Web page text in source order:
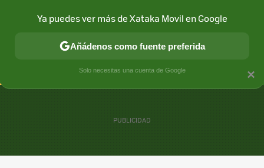
CONECTIVIDAD MÓVIL Y SOCIEDAD APLICACIONES
×
Ya puedes ver más de Xataka Movil en Google
Añádenos como fuente preferida
Solo necesitas una cuenta de Google